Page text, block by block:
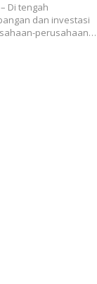
Di tengah
dan investasi
perusahaan…